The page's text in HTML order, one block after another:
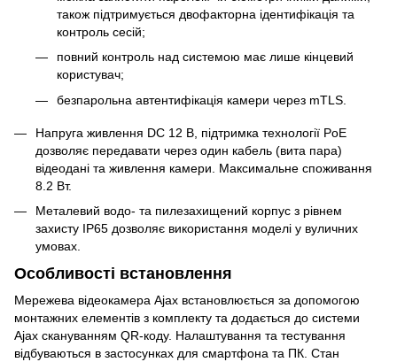
також підтримується двофакторна ідентифікація та
контроль сесій;
повний контроль над системою має лише кінцевий
користувач;
безпарольна автентифікація камери через mTLS.
Напруга живлення DC 12 В, підтримка технології PoE
дозволяє передавати через один кабель (вита пара)
відеодані та живлення камери. Максимальне споживання
8.2 Вт.
Металевий водо- та пилезахищений корпус з рівнем
захисту IP65 дозволяє використання моделі у вуличних
умовах.
Особливості встановлення
Мережева відеокамера Ajax встановлюється за допомогою
монтажних елементів з комплекту та додається до системи
Ajax скануванням QR-коду. Налаштування та тестування
відбуваються в застосунках для смартфона та ПК. Стан